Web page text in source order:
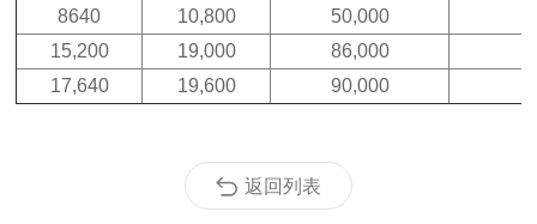
8640
10,800
50,000
15,200
19,000
86,000
17,640
19,600 90,000
返回列表